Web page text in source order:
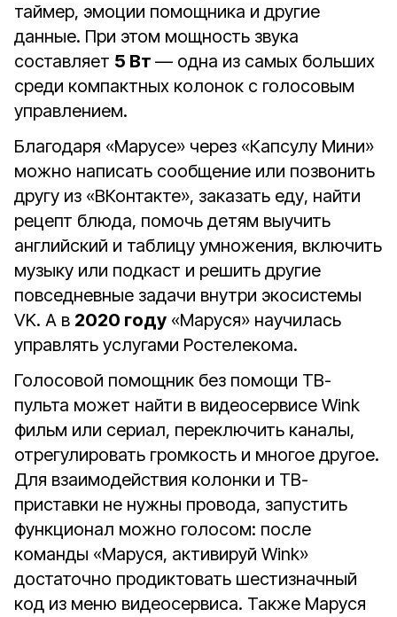
таймер, эмоции помощника и другие
данные. При этом мощность звука
составляет 5 Вт — одна из самых больших
среди компактных колонок с голосовым
управлением.
Благодаря «Марусе» через «Капсулу Мини»
можно написать сообщение или позвонить
другу из «ВКонтакте», заказать еду, найти
рецепт блюда, помочь детям выучить
английский и таблицу умножения, включить
музыку или подкаст и решить другие
повседневные задачи внутри экосистемы
VK. А в 2020 году «Маруся» научилась
управлять услугами Ростелекома.
Голосовой помощник без помощи ТВ-
пульта может найти в видеосервисе Wink
фильм или сериал, переключить каналы,
отрегулировать громкость и многое другое.
Для взаимодействия колонки и ТВ-
приставки не нужны провода, запустить
функционал можно голосом: после
команды «Маруся, активируй Wink»
достаточно продиктовать шестизначный
код из меню видеосервиса. Также Маруся